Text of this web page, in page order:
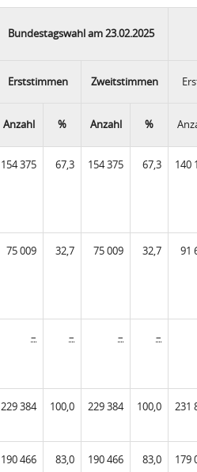
Bundestagswahl am 23.02.2025
Erststimmen Zweitstimmen
Anzahl % Anzahl %
154 375 67,3 154 375 67,3 140
75 009 32,7 75 009 32,7 91
– – – –
229 384 100,0 229 384 100,0 231
190 466 83,0 190 466 83,0 179